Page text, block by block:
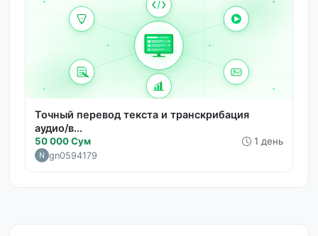
Точный перевод текста и транскрибация
аудио/в...
50 000 Сум 1 день
gn0594179